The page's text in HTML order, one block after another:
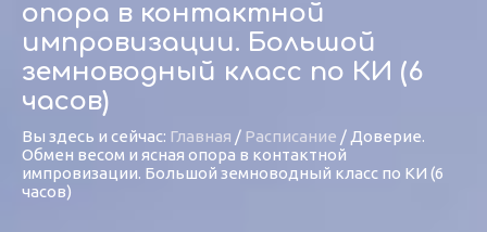
опора в контактной
импровизации. Большой
земноводный класс по КИ (6
часов)
Вы здесь и сейчас: Главная / Расписание / Доверие.
Обмен весом и ясная опора в контактной
импровизации. Большой земноводный класс по КИ (6
часов)